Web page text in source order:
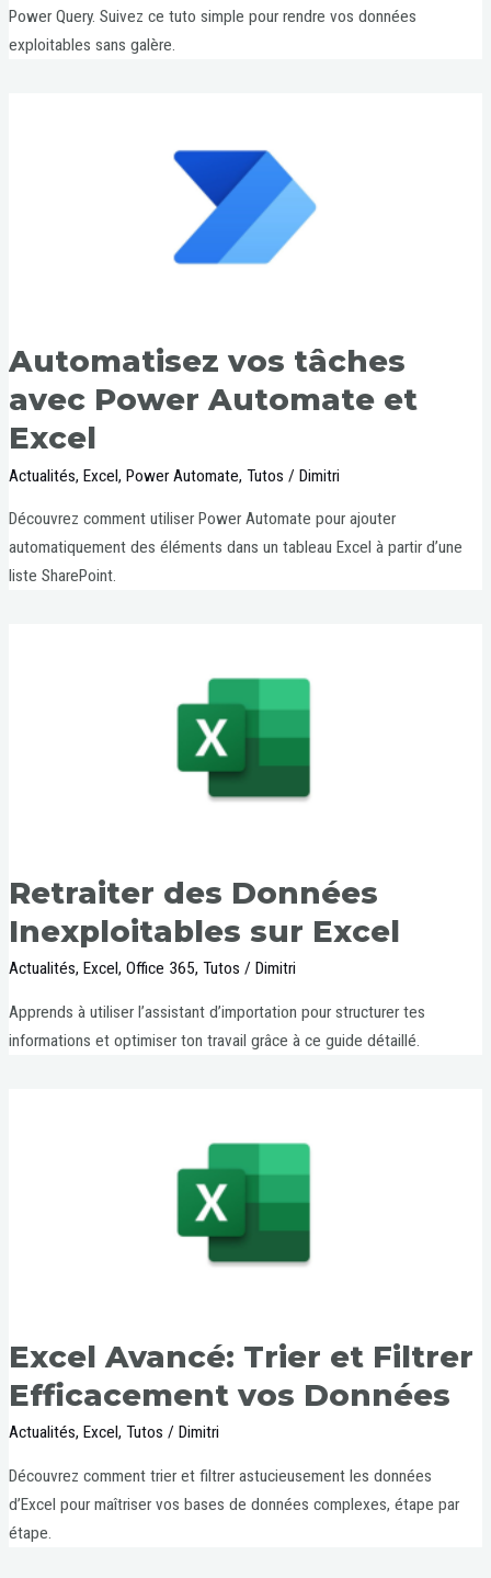
Power Query. Suivez ce tuto simple pour rendre vos données
exploitables sans galère.
Automatisez vos tâches
avec Power Automate et
Excel
Actualités,Excel,Power Automate,Tutos /Dimitri
Découvrez comment utiliser Power Automate pour ajouter
automatiquement des éléments dans un tableau Excel à partir d’une
liste SharePoint.
Retraiter des Données
Inexploitables sur Excel
Actualités,Excel,Office 365,Tutos /Dimitri
Apprends à utiliser l’assistant d’importation pour structurer tes
informations et optimiser ton travail grâce à ce guide détaillé.
Excel Avancé: Trier et Filtrer
Efficacement vos Données
Actualités,Excel,Tutos /Dimitri
Découvrez comment trier et filtrer astucieusement les données
d’Excel pour maîtriser vos bases de données complexes, étape par
étape.